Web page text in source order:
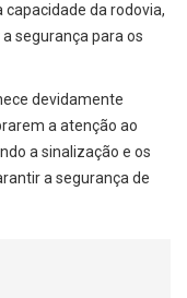
da rodovia,
segurança para os
devidamente
a atenção ao
a sinalização e os
a segurança de